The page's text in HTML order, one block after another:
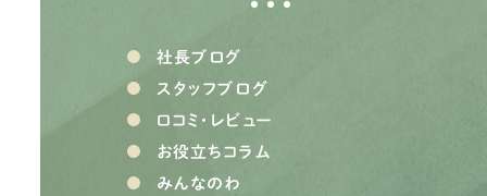
社長ブログ
スタッフブログ
口コミ・レビュー
お役立ちコラム
みんなのわ